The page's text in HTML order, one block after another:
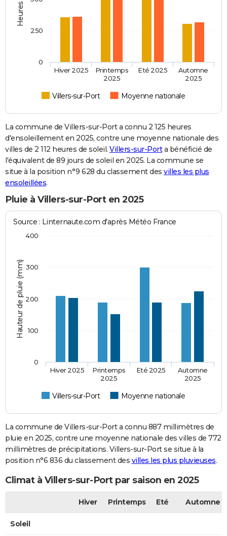
Villers-sur-Port Moyenne nationale
Hiver 2025
Printemps
2025
Eté 2025
Automne
2025
0
250
La commune de Villers-sur-Port a connu 2 125 heures
d'ensoleillement en 2025, contre une moyenne nationale des
villes de 2 112 heures de soleil. Villers-sur-Porta bénéficié de
l'équivalent de 89 jours de soleil en 2025. La commune se
situe à la position n°9 628 du classement des villes les plus
ensoleillées.
Pluie à Villers-sur-Port en 2025
Hauteur de pluie (mm)
Source : Linternaute.com d'après Météo France
Villers-sur-Port Moyenne nationale
Hiver 2025
Printemps
2025
Eté 2025
Automne
2025
0
100
200
300
400
La commune de Villers-sur-Port a connu 887 millimètres de
pluie en 2025, contre une moyenne nationale des villes de 772
millimètres de précipitations. Villers-sur-Port se situe à la
position n°6 836 du classement des villes les plus pluvieuses.
Climat à Villers-sur-Port par saison en 2025
Hiver Printemps Eté Automne
Soleil